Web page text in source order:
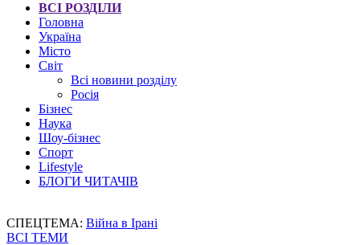
ВСІ РОЗДІЛИ
Головна
Україна
Місто
Світ
Всі новини розділу
Росія
Бізнес
Наука
Шоу-бізнес
Спорт
Lifestyle
БЛОГИ ЧИТАЧІВ
СПЕЦТЕМА: Війна в Ірані
ВСІ ТЕМИ